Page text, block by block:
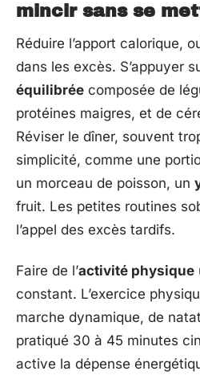
mincir sans se
Réduire l’apport calorique,
dans les excès. S’appuyer
équilibrée composée de
protéines maigres, et de
Réviser le dîner, souvent
simplicité, comme une
un morceau de poisson, un
fruit. Les petites routines
l’appel des excès tardifs.
Faire de l’activité physique
constant. L’exercice
marche dynamique, de
pratiqué 30 à 45 minutes
active la dépense